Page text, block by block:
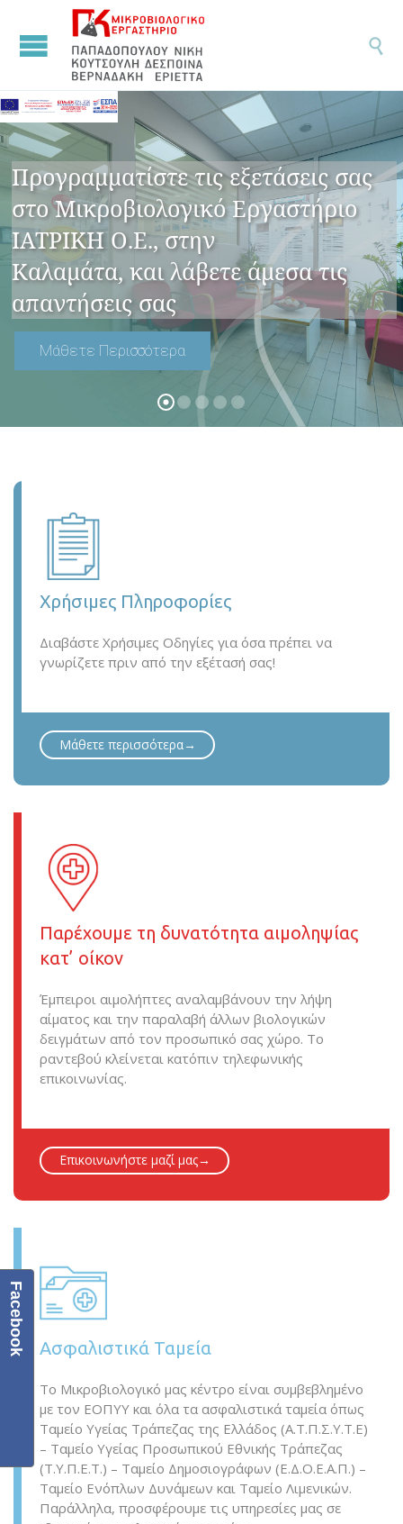

Μάθετε Περισσότερα
Προγραμματίστε τις εξετάσεις σας
στο Μικροβιολογικό Εργαστήριο
ΙΑΤΡΙΚΗ Ο.Ε., στην
Καλαμάτα, και λάβετε άμεσα τις
απαντήσεις σας
Χρήσιμες Πληροφορίες
Διαβάστε Χρήσιμες Οδηγίες για όσα πρέπει να
γνωρίζετε πριν από την εξέτασή σας!
Μάθετε περισσότερα→
Παρέχουμε τη δυνατότητα αιμοληψίας
κατ’ οίκον
Έμπειροι αιμολήπτες αναλαμβάνουν την λήψη
αίματος και την παραλαβή άλλων βιολογικών
δειγμάτων από τον προσωπικό σας χώρο. Το
ραντεβού κλείνεται κατόπιν τηλεφωνικής
επικοινωνίας.
Επικοινωνήστε μαζί μας→
Ασφαλιστικά Ταμεία
Το Μικροβιολογικό μας κέντρο είναι συμβεβλημένο
με τον ΕΟΠΥΥ και όλα τα ασφαλιστικά ταμεία όπως
Ταμείο Υγείας Τράπεζας της Ελλάδος (Α.Τ.Π.Σ.Υ.Τ.Ε)
– Ταμείο Υγείας Προσωπικού Εθνικής Τράπεζας
(Τ.Υ.Π.Ε.Τ.) – Ταμείο Δημοσιογράφων (Ε.Δ.Ο.Ε.Α.Π.) –
Ταμείο Ενόπλων Δυνάμεων και Ταμείο Λιμενικών.
Παράλληλα, προσφέρουμε τις υπηρεσίες μας σε
Facebook